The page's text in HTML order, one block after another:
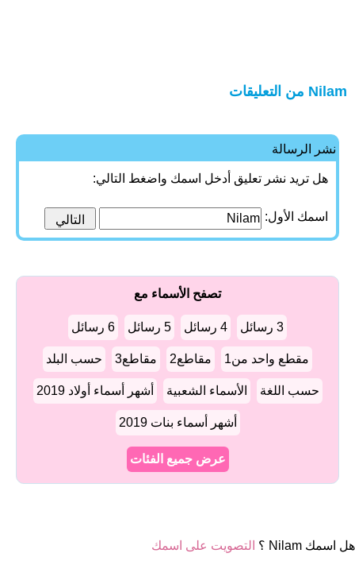
Nilam من التعليقات
نشر الرسالة
هل تريد نشر تعليق أدخل اسمك واضغط التالي:
اسمك الأول:
تصفح الأسماء مع
3 رسائل 4 رسائل 5 رسائل 6 رسائل
مقطع واحد من1 مقاطع2 مقاطع3 حسب البلد
حسب اللغة الأسماء الشعبية أشهر أسماء أولاد 2019
أشهر أسماء بنات 2019
عرض جميع الفئات
هل اسمك Nilam ؟ التصويت على اسمك